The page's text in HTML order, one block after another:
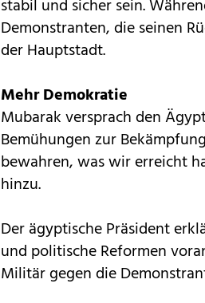
stabil und sicher sein.
Demonstranten, die seinen
der Hauptstadt.
Mehr Demokratie
Mubarak versprach den
Bemühungen zur
bewahren, was wir erreicht
hinzu.
Der ägyptische Präsident
und politische Reformen
Militär gegen die